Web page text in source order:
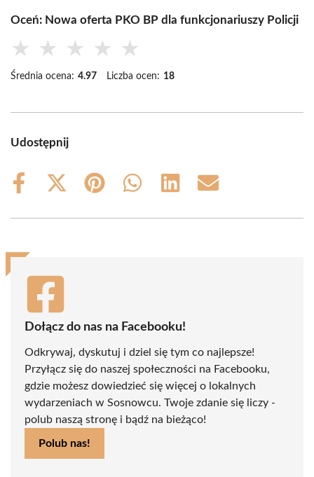
Oceń: Nowa oferta PKO BP dla funkcjonariuszy Policji
★ ★ ★ ★ ★
Średnia ocena: 4.97 Liczba ocen: 18
Udostępnij
Share
Share
(Twitter)
Share
Share
Share
Share
Dołącz do nas na Facebooku!
Odkrywaj, dyskutuj i dziel się tym co najlepsze!
Przyłącz się do naszej społeczności na Facebooku,
gdzie możesz dowiedzieć się więcej o lokalnych
wydarzeniach w Sosnowcu. Twoje zdanie się liczy -
polub naszą stronę i bądź na bieżąco!
Polub nas!